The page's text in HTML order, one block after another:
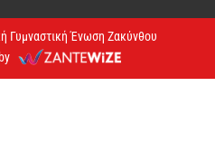
Γυμναστική Ένωση Ζακύνθου